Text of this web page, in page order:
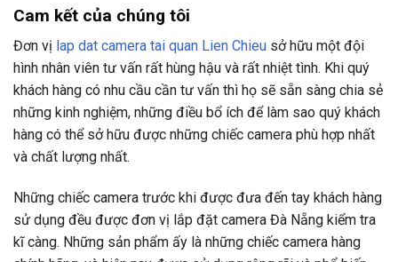
Cam kết của chúng tôi
Đơn vị lap dat camera tai quan Lien Chieu sở hữu một đội
hình nhân viên tư vấn rất hùng hậu và rất nhiệt tình. Khi quý
khách hàng có nhu cầu cần tư vấn thì họ sẽ sẵn sàng chia sẻ
những kinh nghiệm, những điều bổ ích để làm sao quý khách
hàng có thể sở hữu được những chiếc camera phù hợp nhất
và chất lượng nhất.
Những chiếc camera trước khi được đưa đến tay khách hàng
sử dụng đều được đơn vị lắp đặt camera Đà Nẵng kiểm tra
kĩ càng. Những sản phẩm ấy là những chiếc camera hàng